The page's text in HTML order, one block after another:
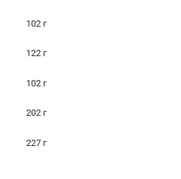
102 г
122 г
102 г
202 г
227 г